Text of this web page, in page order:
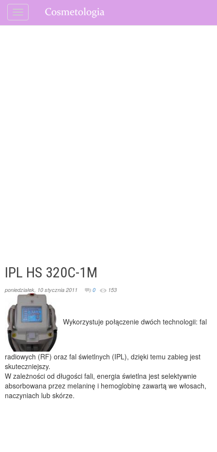
IPL HS 320C-1M
poniedziałek, 10 stycznia 2011 0 153
Wykorzystuje połączenie dwóch technologii: fal
radiowych (RF) oraz fal świetlnych (IPL), dzięki temu zabieg jest
skuteczniejszy.
W zależności od długości fali, energia świetlna jest selektywnie
absorbowana przez melaninę i hemoglobinę zawartą we włosach,
naczyniach lub skórze.